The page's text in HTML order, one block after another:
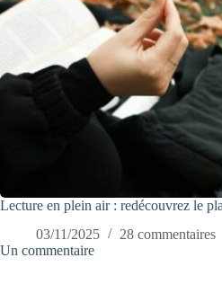
Lecture en plein air : redécouvrez le
03/11/2025
28 commentaires
Un commentaire